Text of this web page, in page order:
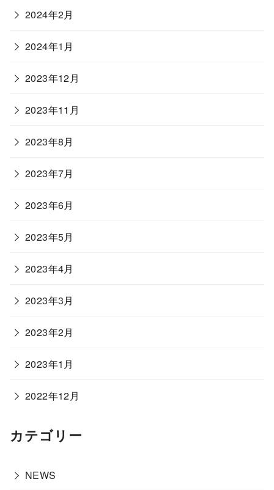
2024年2月
2024年1月
2023年12月
2023年11月
2023年8月
2023年7月
2023年6月
2023年5月
2023年4月
2023年3月
2023年2月
2023年1月
2022年12月
カテゴリー
NEWS